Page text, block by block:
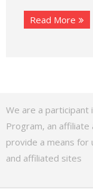
Read More
We are a participant
Program, an
provide a means for
and affiliated sites